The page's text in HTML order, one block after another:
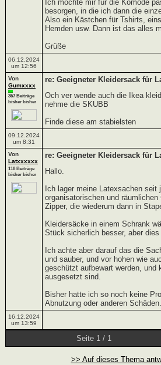
Ich möchte mir für die Komode
besorgen, in die ich dann die
Also ein Kästchen für Tshirts,
Hemden usw. Dann ist das alles
Grüße
06.12.2024
um 12:56
Von
Gumxxxx
367 Beiträge
bisher bisher
re: Geeigneter Kleidersack für
Och ver wende auch die Ikea
nehme die SKUBB
Finde diese am stabielsten
09.12.2024
um 8:31
Von
Latxxxxxx
118 Beiträge
bisher bisher
re: Geeigneter Kleidersack für
Hallo.
Ich lager meine Latexsachen seit
organisatorischen und
Zipper, die wiederum dann in
Kleidersäcke in einem Schrank
Stück sicherlich besser, aber
Ich achte aber darauf das die
und sauber, und vor hohen wie
geschützt aufbewart werden, und
ausgesetzt sind.
Bisher hatte ich so noch keine
Abnutzung oder anderen Schäden.
16.12.2024
um 13:59
Seite 1 / 1
>> Auf dieses Thema